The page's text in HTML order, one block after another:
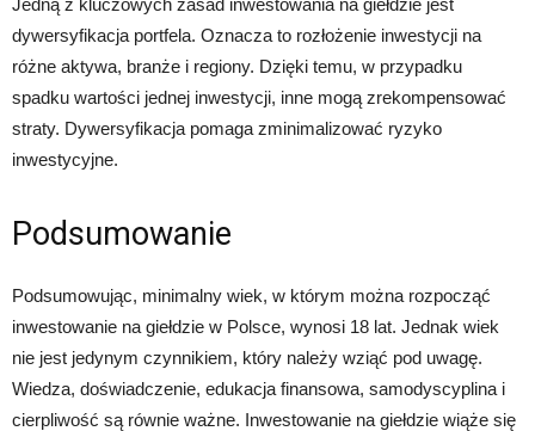
Jedną z kluczowych zasad inwestowania na giełdzie jest
dywersyfikacja portfela. Oznacza to rozłożenie inwestycji na
różne aktywa, branże i regiony. Dzięki temu, w przypadku
spadku wartości jednej inwestycji, inne mogą zrekompensować
straty. Dywersyfikacja pomaga zminimalizować ryzyko
inwestycyjne.
Podsumowanie
Podsumowując, minimalny wiek, w którym można rozpocząć
inwestowanie na giełdzie w Polsce, wynosi 18 lat. Jednak wiek
nie jest jedynym czynnikiem, który należy wziąć pod uwagę.
Wiedza, doświadczenie, edukacja finansowa, samodyscyplina i
cierpliwość są równie ważne. Inwestowanie na giełdzie wiąże się